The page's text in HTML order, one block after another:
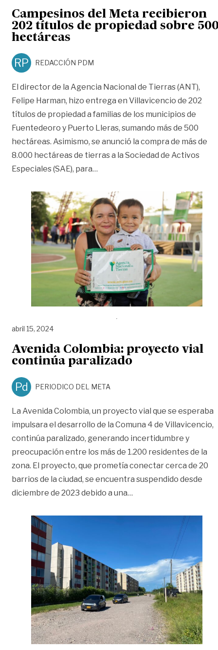
Campesinos del Meta recibieron
202 títulos de propiedad sobre
hectáreas
RP REDACCIÓN PDM
El director de la Agencia Nacional de Tierras (ANT),
Felipe Harman, hizo entrega en Villavicencio de 202
títulos de propiedad a familias de los municipios de
Fuentedeoro y Puerto Lleras, sumando más de 500
hectáreas. Asimismo, se anunció la compra de más de
8.000 hectáreas de tierras a la Sociedad de Activos
Especiales (SAE), para…
abril 15, 2024
Avenida Colombia: proyecto vial
continúa paralizado
Pd PERIODICO DEL META
La Avenida Colombia, un proyecto vial que se esperaba
impulsara el desarrollo de la Comuna 4 de Villavicencio,
continúa paralizado, generando incertidumbre y
preocupación entre los más de 1.200 residentes de la
zona. El proyecto, que prometía conectar cerca de 20
barrios de la ciudad, se encuentra suspendido desde
diciembre de 2023 debido a una…